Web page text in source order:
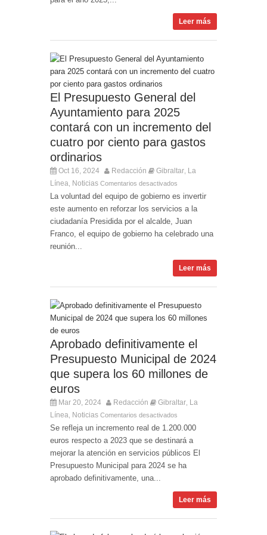
Leer más
El Presupuesto General del
Ayuntamiento para 2025
contará con un incremento del
cuatro por ciento para gastos
ordinarios
Oct 16, 2024 Redacción Gibraltar La
Línea Noticias Comentarios desactivados
La voluntad del equipo de gobierno es invertir
este aumento en reforzar los servicios a la
ciudadanía Presidida por el alcalde, Juan
Franco, el equipo de gobierno ha celebrado una
reunión...
Leer más
Aprobado definitivamente el
Presupuesto Municipal de 2024
que supera los 60 millones de
euros
Mar 20, 2024 Redacción Gibraltar La
Línea Noticias Comentarios desactivados
Se refleja un incremento real de 1.200.000
euros respecto a 2023 que se destinará a
mejorar la atención en servicios públicos El
Presupuesto Municipal para 2024 se ha
aprobado definitivamente, una...
Leer más